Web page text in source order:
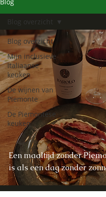
Blog overzicht
Mijn inclusieve
Italiaanse
keuken
De wijnen van
Piemonte
De Piemontese
keuken
Blog overzicht
Een maaltijd zonder
is als een dag zonder